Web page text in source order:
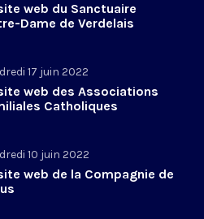
web du Sanctuaire
Dame de Verdelais
17 juin 2022
web des Associations
Catholiques
10 juin 2022
web de la Compagnie de